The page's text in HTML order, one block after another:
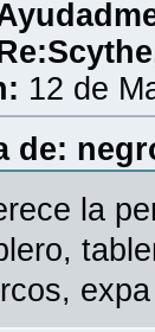
12 de
de:
la